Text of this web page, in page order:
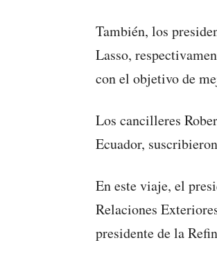
También, los
Lasso,
con el objetivo de
Los cancilleres
Ecuador,
En este viaje, el
Relaciones
presidente de la